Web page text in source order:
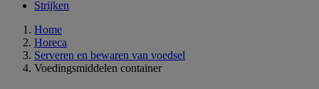
Strijken
Home
Horeca
Serveren en bewaren van voedsel
Voedingsmiddelen container